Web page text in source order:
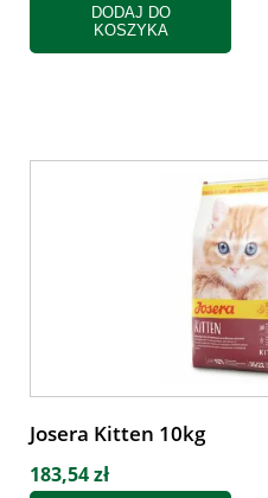
DODAJ DO
KOSZYKA
Josera Kitten 10kg
183,54 zł